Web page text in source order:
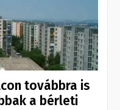
továbbra is
a bérleti